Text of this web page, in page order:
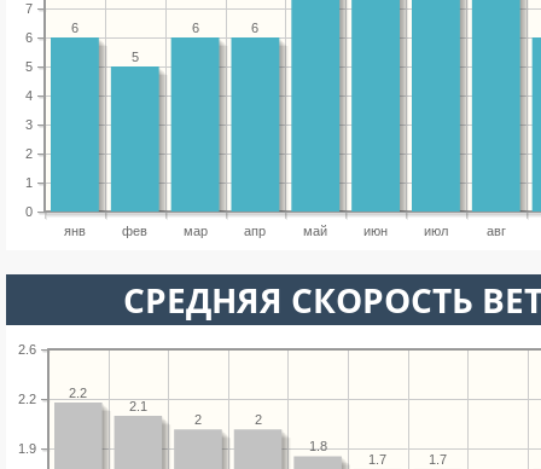
янв фев мар апр май июн июл авг
0
1
2
3
4
5
6
7
6
6
5
6
СРЕДНЯЯ СКОРОСТЬ
1.9
2.2
2.6
1.7
1.7
1.8
2
2
2.1
2.2